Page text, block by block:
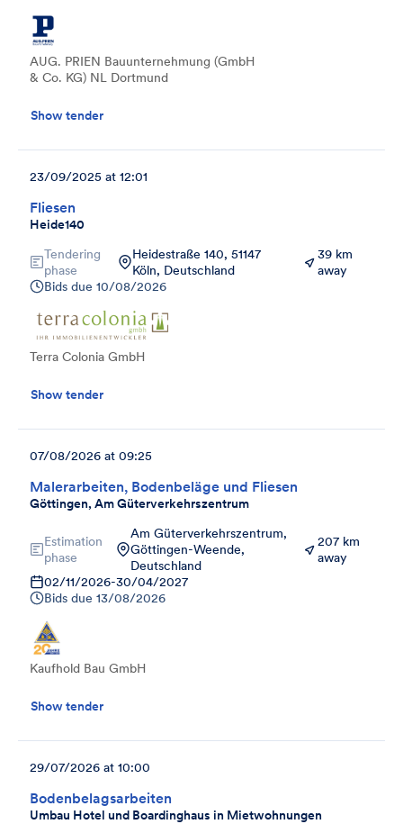
AUG. PRIEN Bauunternehmung (GmbH
& Co. KG) NL Dortmund
Show tender
Fliesen
Heide140
23/09/2025 at 12:01
Tendering
phase
Heidestraße 140, 51147
Köln, Deutschland
39 km
away
Bids due 10/08/2026
Terra Colonia GmbH
Show tender
Malerarbeiten, Bodenbeläge und Fliesen
Göttingen, Am Güterverkehrszentrum
07/08/2026 at 09:25
Estimation
phase
Am Güterverkehrszentrum,
Göttingen-Weende,
Deutschland
207 km
away
02/11/2026-30/04/2027
Bids due 13/08/2026
Kaufhold Bau GmbH
Show tender
Bodenbelagsarbeiten
Umbau Hotel und Boardinghaus in Mietwohnungen
29/07/2026 at 10:00